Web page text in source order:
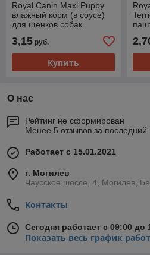
Royal Canin Maxi Puppy
влажный корм (в соусе)
для щенков собак
крупных размеров,140г.,
(Австрия)
3,15 руб.
Купить
О нас
Рейтинг не сформирован
Менее 5 отзывов за последний
Работает с 15.01.2021
г. Могилев
Чаусское шоссе, 4, Могилев,
Контакты
Сегодня работает с 09:00 до
Показать весь график